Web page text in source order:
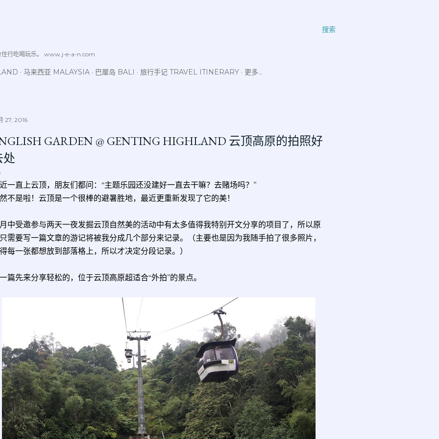
搜索
住行吃喝玩乐。 www.j-e-a-n.com
马来西亚 MALAYSIA 巴厘岛 BALI 旅行手记 TRAVEL ITINERARY 更多…
27, 2016
GARDEN @ GENTING HIGHLAND 云顶高原的拍照好
处
一直上云顶，朋友们都问：“主题乐园还没建好一直去干嘛？去赌场吗？”
不是啦！云顶是一个很棒的避暑胜地，最近更重新发现了它的美！
中受邀参与两天一夜发掘云顶自然美的活动中有太多值得我特别开文分享的项目了，所以原
需要写一篇文章的游记将被我分成几个部分来记录。（主要也是因为我随手拍了很多照片，
每一张都想放到部落格上，所以才决定分段记录。）
篇先来分享轻松的，位于云顶高原超适合“外拍”的景点。